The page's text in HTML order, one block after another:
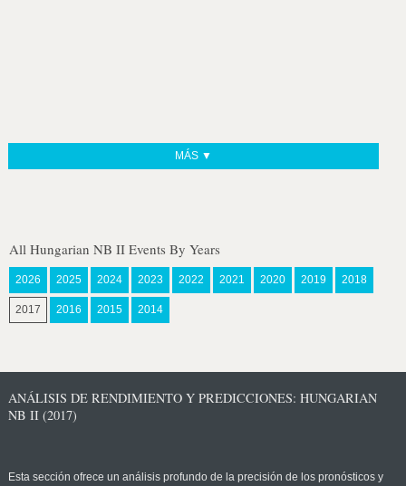
MÁS ▼
All Hungarian NB II Events By Years
2026 2025 2024 2023 2022 2021 2020 2019 2018
2017 2016 2015 2014
ANÁLISIS DE RENDIMIENTO Y PREDICCIONES: HUNGARIAN
NB II (2017)
Esta sección ofrece un análisis profundo de la precisión de los pronósticos y